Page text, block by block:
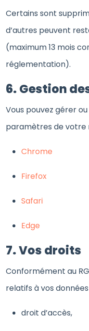
Certains sont
d’autres peuvent
(maximum 13 mois
réglementation).
6. Gestion
Vous pouvez gérer
paramètres de votre
Chrome
Firefox
Safari
Edge
7. Vos droits
Conformément au
relatifs à vos
droit d’accès,